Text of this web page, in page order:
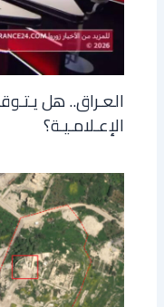
العـراق.. هل
الإعـلامـيـة؟